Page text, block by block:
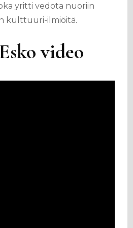
yritti vedota nuoriin
kulttuuri-ilmiöitä.
video